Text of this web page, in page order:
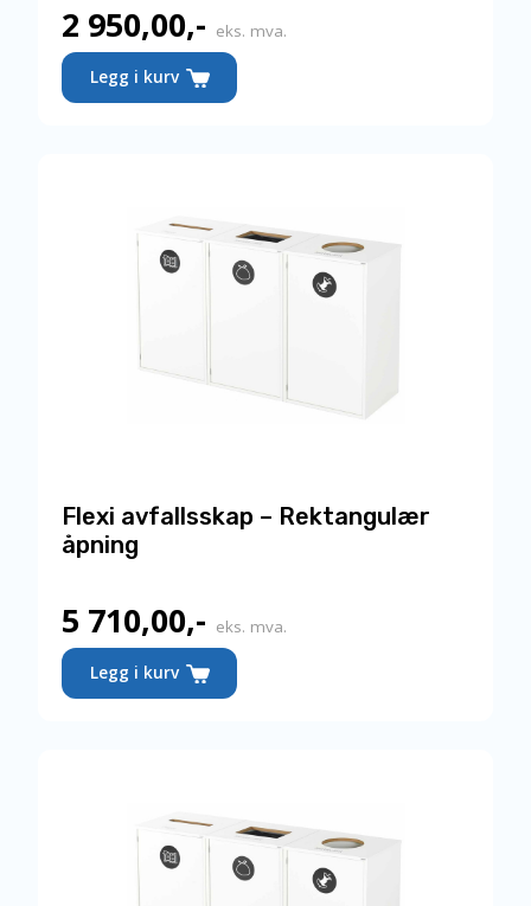
2 950,00,- eks. mva.
Legg i kurv
Flexi avfallsskap – Rektangulær
åpning
5 710,00,- eks. mva.
Legg i kurv